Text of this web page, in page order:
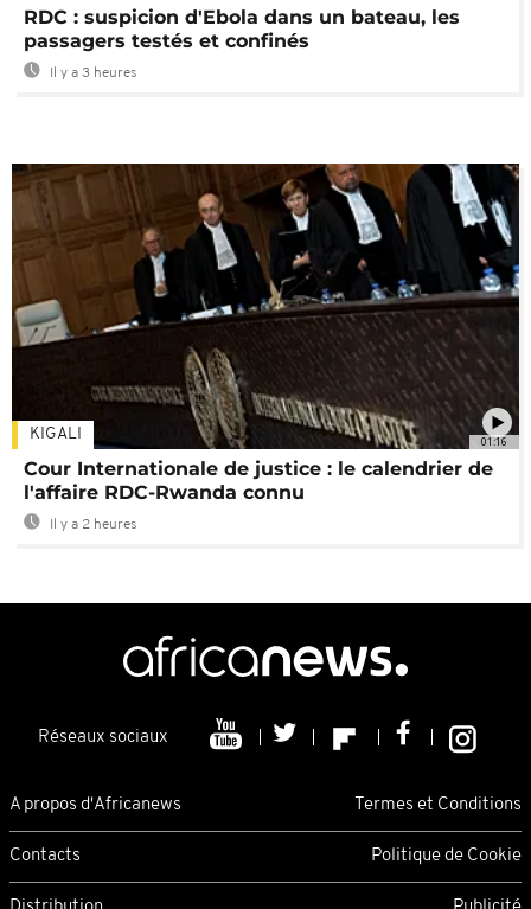
RDC : suspicion d'Ebola dans un bateau, les
passagers testés et confinés
Il y a 3 heures
01:16
KIGALI
Cour Internationale de justice : le calendrier de
l'affaire RDC-Rwanda connu
Il y a 2 heures
Réseaux sociaux
A propos d'Africanews Termes et Conditions
Contacts Politique de Cookie